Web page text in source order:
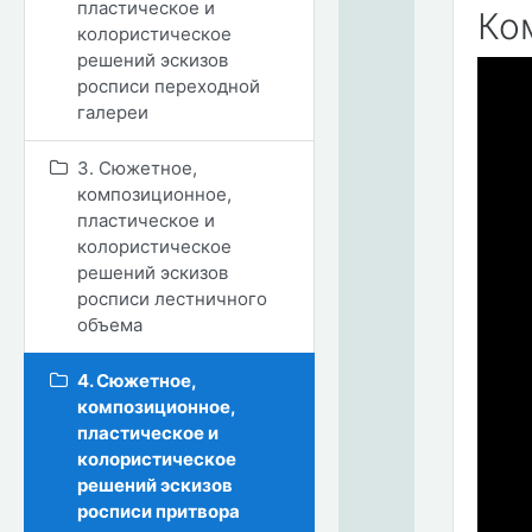
пластическое и
колористическое
решений эскизов
росписи переходной
галереи
3. Сюжетное,
композиционное,
пластическое и
колористическое
решений эскизов
росписи лестничного
объема
4. Сюжетное,
композиционное,
пластическое и
колористическое
решений эскизов
росписи притвора